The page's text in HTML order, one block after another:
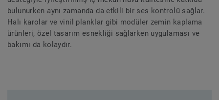
bulunurken aynı zamanda da etkili bir ses kontrolü sağlar.
Halı karolar ve vinil planklar gibi modüler zemin kaplama
ürünleri, özel tasarım esnekliği sağlarken uygulaması ve
bakımı da kolaydır.